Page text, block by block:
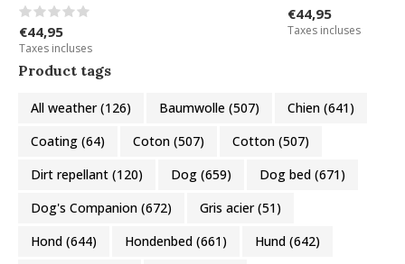
€44,95
Taxes incluses
€44,95
Taxes incluses
Product tags
All weather(126) Baumwolle (507) Chien (641)
Coating (64) Coton (507) Cotton (507)
Dirt repellant (120) Dog (659) Dog bed (671)
Dog's Companion (672) Gris acier(51)
Hond (644) Hondenbed (661) Hund (642)